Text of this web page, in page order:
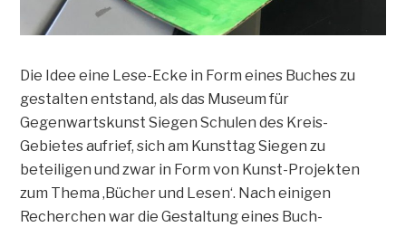
Die Idee eine Lese-Ecke in Form eines Buches zu
gestalten entstand, als das Museum für
Gegenwartskunst Siegen Schulen des Kreis-
Gebietes aufrief, sich am Kunsttag Siegen zu
beteiligen und zwar in Form von Kunst-Projekten
zum Thema ‚Bücher und Lesen‘. Nach einigen
Recherchen war die Gestaltung eines Buch-